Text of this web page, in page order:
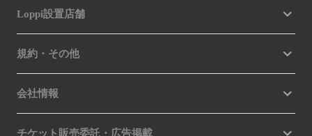
Loppi設置店舗
規約・その他
会社情報
チケット販売委託・広告掲載